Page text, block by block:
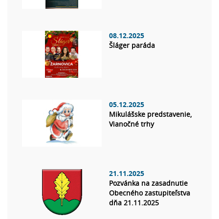
08.12.2025
Šláger paráda
05.12.2025
Mikulášske predstavenie,
Vianočné trhy
21.11.2025
Pozvánka na zasadnutie
Obecného zastupiteľstva
dňa 21.11.2025